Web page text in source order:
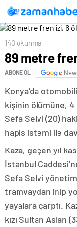
140 okunma
89 metre
ABONE OL
Konya’da
kişinin ölümüne, 4
Sefa Selvi (20)
hapis istemi ile
Kaza, geçen yıl
İstanbul
Sefa Selvi
tramvaydan inip
yayalara çarptı.
kızı Sultan Aslan